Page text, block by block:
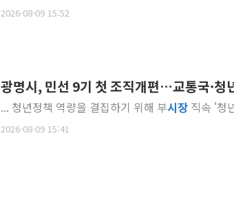
2026-08-09 15:52
광명시, 민선 9기 첫 조직개편…교통국·청
... 청년정책 역량을 결집하기 위해 부시장 직속 '청
2026-08-09 15:41